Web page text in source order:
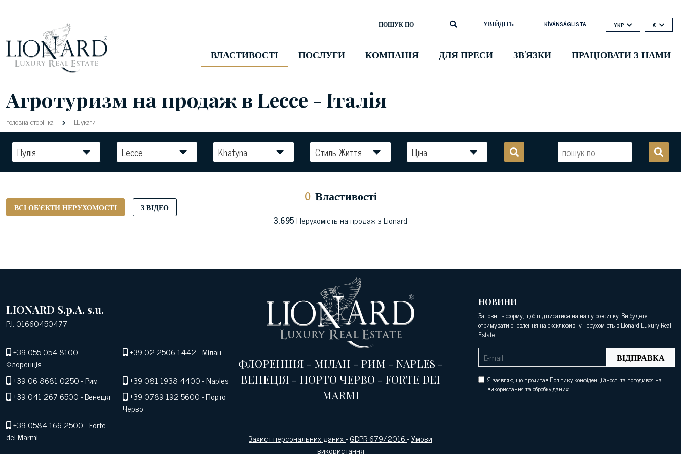
УВІЙДІТЬ KÍVÁNSÁGLISTA YKP €
ВЛАСТИВОСТІ ПОСЛУГИ КОМПАНІЯ ДЛЯ ПРЕСИ ЗВ'ЯЗКИ ПРАЦЮВАТИ З НАМИ
Агротуризм на продаж в Lecce - Італія
головна сторінка Шукати
Пулія Lecce Khatyna Стиль Життя Ціна
ВСІ ОБ'ЄКТИ НЕРУХОМОСТІ З ВІДЕО
0 Властивості
3,695Нерухомість на продаж з Lionard
LIONARD S.p.A. s.u.
P.I. 01660450477
+39 055 054 8100-
Флоренція
+39 02 2506 1442- Мілан
+39 06 8681 0250- Рим +39 081 1938 4400- Naples
+39 041 267 6500- Венеція +39 0789 192 5600- Порто
Черво
+39 0584 166 2500- Forte
dei Marmi
ФЛОРЕНЦІЯ - МІЛАН - РИМ - NAPLES -
ВЕНЕЦІЯ - ПОРТО ЧЕРВО - FORTE DEI
MARMI
Захист персональних даних-GDPR 679/2016-Умови
використання
НОВИНИ
Заповніть форму, щоб підписатися на нашу розсилку. Ви будете
отримувати оновлення на ексклюзивну нерухомість в Lionard Luxury Real
Estate.
ВІДПРАВКА
Я заявляю, що прочитав Політику конфіденційності та погодився на
використання та обробку даних